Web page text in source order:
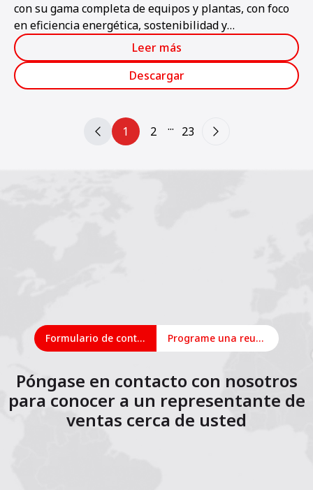
con su gama completa de equipos y plantas, con foco
en eficiencia energética, sostenibilidad y
digitalización.
Leer más
Descargar
1 2 ... 23
Formulario de contacto Programe una reunión en línea
Póngase en contacto con nosotros
para conocer a un representante de
ventas cerca de usted